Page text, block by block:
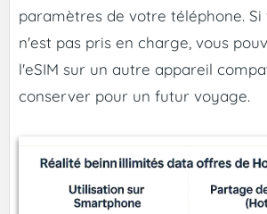
paramètres de votre téléphone.
n'est pas pris en charge, vous
l'eSIM sur un autre appareil
conserver pour un futur voyage.